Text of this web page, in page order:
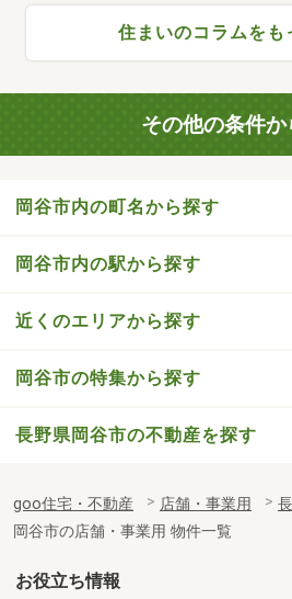
住まいのコラムをも
その他の条件
岡谷市内の町名から探す
岡谷市内の駅から探す
近くのエリアから探す
岡谷市の特集から探す
長野県岡谷市の不動産を探す
goo住宅・不動産 店舗・事業用
岡谷市の店舗・事業用 物件一覧
お役立ち情報